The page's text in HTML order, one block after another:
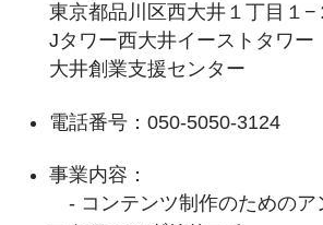
東京都品川区西大井１丁目１−
Jタワー西大井イーストタワー
大井創業支援センター
電話番号：050-5050-3124
事業内容：
- コンテンツ制作のためのア